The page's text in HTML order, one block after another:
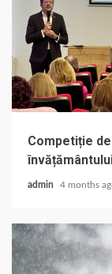
Competiție
admin 4 months